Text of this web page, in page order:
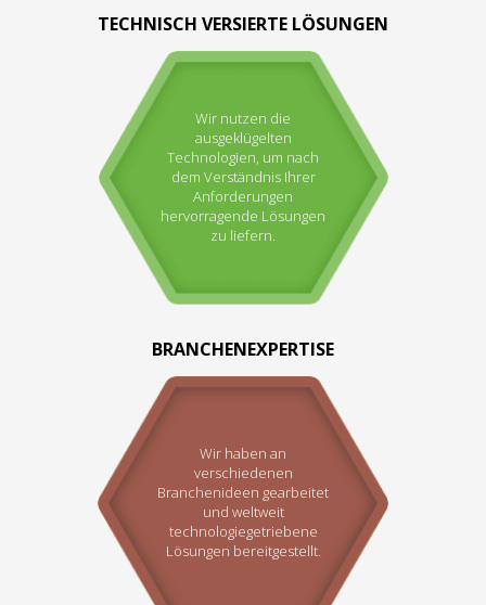
TECHNISCH VERSIERTE LÖSUNGEN
Wir nutzen die
ausgeklügelten
Technologien, um nach
dem Verständnis Ihrer
Anforderungen
hervorragende Lösungen
zu liefern.
BRANCHENEXPERTISE
Wir haben an
verschiedenen
Branchenideen gearbeitet
und weltweit
technologiegetriebene
Lösungen bereitgestellt.